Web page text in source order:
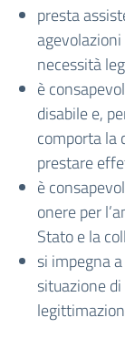
presta
necessità
è
disabile e,
comporta la
prestare
è
onere per
Stato e la
si impegna
situazione